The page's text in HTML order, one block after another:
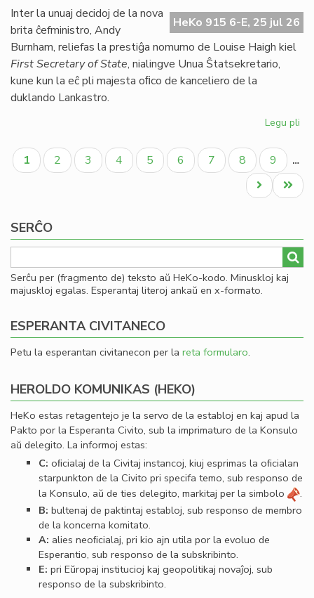
de
HeKo 915 6-E, 25 jul 26
Inter la unuaj decidoj de la nova
brita ĉefministro, Andy
Burnham, reliefas la prestiĝa nomumo de Louise Haigh kiel
First Secretary of State, nialingve Unua Ŝtatsekretario,
kune kun la eĉ pli majesta oﬁco de kanceliero de la
duklando Lankastro.
Legu pli
Pagination
Aktuala
paĝo
1 Paĝo
2 Paĝo
3 Paĝo
4 Paĝo
5 Paĝo
6 Paĝo
7 Paĝo
8 Paĝo
9 …
Last
page
Next
page
SERĈO
Serĉu per (fragmento de) teksto aŭ HeKo-kodo. Minuskloj kaj
majuskloj egalas. Esperantaj literoj ankaŭ en x-formato.
ESPERANTA CIVITANECO
Petu la esperantan civitanecon per la reta formularo.
HEROLDO KOMUNIKAS (HEKO)
HeKo estas retagentejo je la servo de la establoj en kaj apud la
Pakto por la Esperanta Civito, sub la imprimaturo de la Konsulo
aŭ delegito. La informoj estas:
C: oﬁcialaj de la Civitaj instancoj, kiuj esprimas la oﬁcialan
starpunkton de la Civito pri specifa temo, sub responso de
la Konsulo, aŭ de ties delegito, markitaj per la simbolo
.
B: bultenaj de paktintaj establoj, sub responso de membro
de la koncerna komitato.
A: alies neoﬁcialaj, pri kio ajn utila por la evoluo de
Esperantio, sub responso de la subskribinto.
E: pri Eŭropaj institucioj kaj geopolitikaj novaĵoj, sub
responso de la subskribinto.